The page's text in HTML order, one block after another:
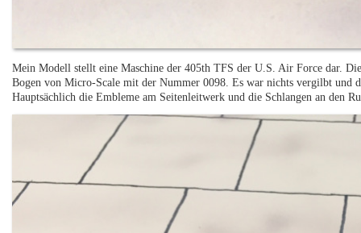
Mein Modell stellt eine Maschine der 405th TFS der U.S. Air Force dar.
Bogen von Micro-Scale mit der Nummer 0098. Es war nichts vergilbt und
Hauptsächlich die Embleme am Seitenleitwerk und die Schlangen an den